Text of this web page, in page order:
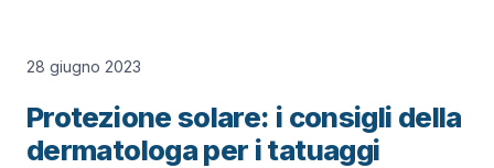
28 giugno 2023
Protezione solare: i consigli della
dermatologa per i tatuaggi